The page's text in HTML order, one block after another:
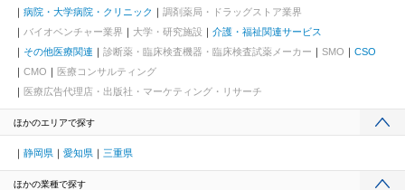
病院・大学病院・クリニック
調剤薬局・ドラッグストア業界
バイオベンチャー業界
大学・研究施設
介護・福祉関連サービス
その他医療関連
診断薬・臨床検査機器・臨床検査試薬メーカー SMO
CSO
CMO
医療コンサルティング
医療広告代理店・出版社・マーケティング・リサーチ
ほかのエリアで探す
静岡県 愛知県 三重県
ほかの業種で探す